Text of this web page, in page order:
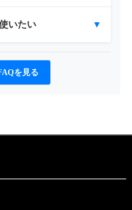
いたい ▼
を見る